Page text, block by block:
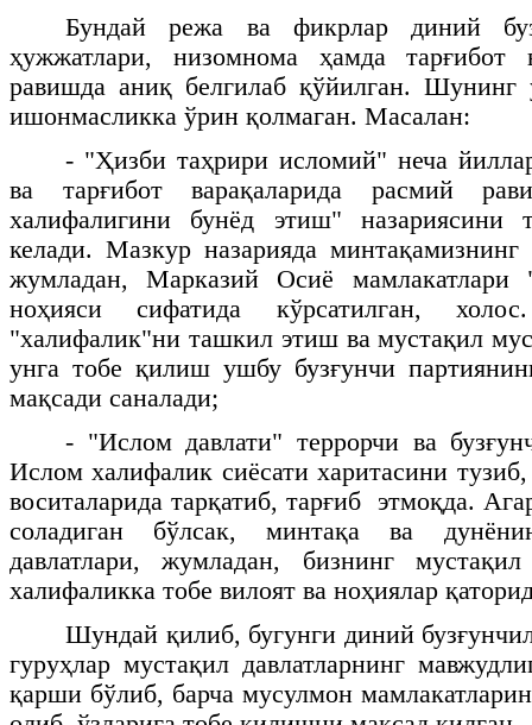
Бундай режа ва фикрлар диний
ҳужжатлари, низомнома ҳамда тарғибот
равишда аниқ белгилаб қўйилган. Шунинг
ишонмасликка ўрин қолмаган. Масалан:
- "Ҳизби таҳрири исломий" неча
ва тарғибот варақаларида расмий
халифалигини бунёд этиш" назариясини
келади. Мазкур назарияда минтақамизнинг
жумладан, Марказий Осиё мамлакатлари
ноҳияси сифатида кўрсатилган,
"халифалик"ни ташкил этиш ва мустақил
унга тобе қилиш ушбу бузғунчи
мақсади саналади;
- "Ислом давлати" террорчи ва
Ислом халифалик сиёсати харитасини
воситаларида тарқатиб, тарғиб этмоқда.
соладиган бўлсак, минтақа ва
давлатлари, жумладан, бизнинг
халифаликка тобе вилоят ва ноҳиялар
Шундай қилиб, бугунги диний
гуруҳлар мустақил давлатларнинг
қарши бўлиб, барча мусулмон